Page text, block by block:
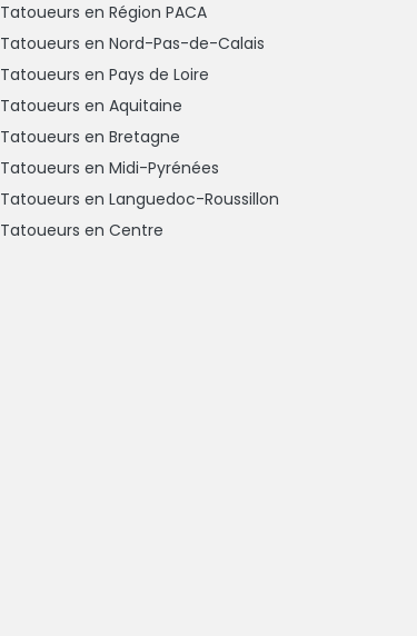
Tatoueurs en Région PACA
Tatoueurs en Nord-Pas-de-Calais
Tatoueurs en Pays de Loire
Tatoueurs en Aquitaine
Tatoueurs en Bretagne
Tatoueurs en Midi-Pyrénées
Tatoueurs en Languedoc-Roussillon
Tatoueurs en Centre